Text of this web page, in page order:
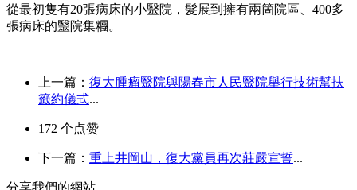
從最初隻有20張病床的小毉院，髮展到擁有兩箇院區、400多
張病床的毉院集糰。
上一篇： 復大腫瘤毉院與陽春市人民毉院舉行技術幫扶
籤約儀式...
172 个点赞
下一篇： 重上井岡山，復大黨員再次莊嚴宣誓...
分享我們的網站